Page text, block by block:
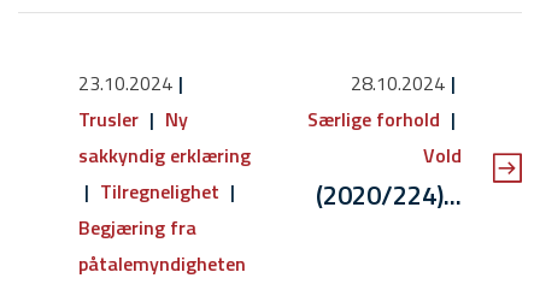
23.10.2024
Trusler
Ny
sakkyndig erklæring
Tilregnelighet
Begjæring fra
påtalemyndigheten
28.10.2024
Særlige forhold
Vold
(2020/224)...